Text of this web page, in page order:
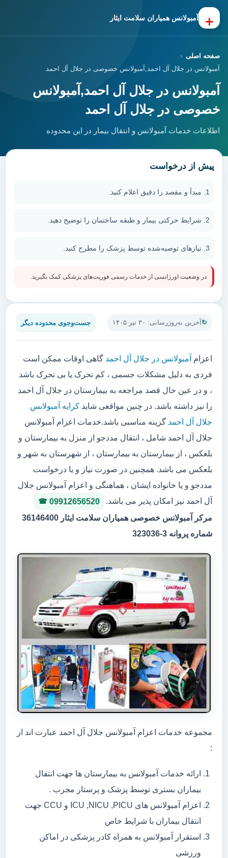
+ آمبولانس همیاران سلامت ایثار
صفحه اصلی
آمبولانس در جلال آل احمد,آمبولانس خصوصی در جلال آل احمد
آمبولانس در جلال آل احمد,آمبولانس
خصوصی در جلال آل احمد
اطلاعات خدمات آمبولانس و انتقال بیمار در این محدوده
آخرین به‌روزرسانی: ۳۰ تیر ۱۴۰۵ جست‌وجوی محدوده دیگر
اعزام آمبولانس در جلال آل احمد گاهی اوقات ممکن است
فردی به دلیل مشکلات جسمی ، کم تحرک یا بی تحرک باشد
، و در عین حال قصد مراجعه به بیمارستان در جلال آل احمد
را نیز داشته باشد. در چنین مواقعی شاید کرایه آمبولانس
جلال آل احمد گزینه مناسبی باشد.خدمات اعزام آمبولانس
جلال آل احمد شامل ، انتقال مددجو از منزل به بیمارستان و
بلعکس ، از بیمارستان به بیمارستان ، از شهرستان به شهر و
بلعکس می باشد. همچنین در صورت نیاز و یا درخواست
مددجو و یا خانواده ایشان ، هماهنگی و اعزام آمبولانس جلال
آل احمد نیز امکان پذیر می باشد.
09912656520
مرکر آمبولانس خصوصی همیاران سلامت ایثار 36146400
شماره پروانه 3-323036
مجموعه خدمات اعزام آمبولانس جلال آل احمد عبارت اند از
:
ارائه خدمات آمبولانس به بیمارستان ها جهت انتقال
بیماران بستری توسط پزشک و پرستار مجرب .
اعزام آمبولانس های ICU ,NICU ,PICU و CCU جهت
انتقال بیماران با شرایط خاص
استقرار آمبولانس به همراه کادر پزشکی در اماکن
ورزشی
پیش از درخواست
مبدأ و مقصد را دقیق اعلام کنید.
شرایط حرکتی بیمار و طبقه ساختمان را توضیح دهید.
نیازهای توصیه‌شده توسط پزشک را مطرح کنید.
در وضعیت اورژانسی از خدمات رسمی فوریت‌های پزشکی کمک بگیرید.